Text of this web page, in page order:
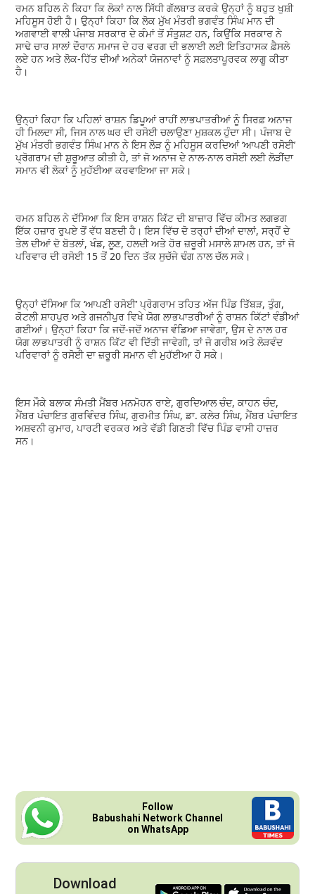
ਰਮਨ ਬਹਿਲ ਨੇ ਕਿਹਾ ਕਿ ਲੋਕਾਂ ਨਾਲ ਸਿੱਧੀ ਗੱਲਬਾਤ ਕਰਕੇ ਉਨ੍ਹਾਂ ਨੂੰ ਬਹੁਤ ਖੁਸ਼ੀ
ਮਹਿਸੂਸ ਹੋਈ ਹੈ। ਉਨ੍ਹਾਂ ਕਿਹਾ ਕਿ ਲੋਕ ਮੁੱਖ ਮੰਤਰੀ ਭਗਵੰਤ ਸਿੰਘ ਮਾਨ ਦੀ
ਅਗਵਾਈ ਵਾਲੀ ਪੰਜਾਬ ਸਰਕਾਰ ਦੇ ਕੰਮਾਂ ਤੋਂ ਸੰਤੁਸ਼ਟ ਹਨ, ਕਿਉਂਕਿ ਸਰਕਾਰ ਨੇ
ਸਾਢੇ ਚਾਰ ਸਾਲਾਂ ਦੌਰਾਨ ਸਮਾਜ ਦੇ ਹਰ ਵਰਗ ਦੀ ਭਲਾਈ ਲਈ ਇਤਿਹਾਸਕ ਫ਼ੈਸਲੇ
ਲਏ ਹਨ ਅਤੇ ਲੋਕ-ਹਿੱਤ ਦੀਆਂ ਅਨੇਕਾਂ ਯੋਜਨਾਵਾਂ ਨੂੰ ਸਫ਼ਲਤਾਪੂਰਵਕ ਲਾਗੂ ਕੀਤਾ
ਹੈ।
ਉਨ੍ਹਾਂ ਕਿਹਾ ਕਿ ਪਹਿਲਾਂ ਰਾਸ਼ਨ ਡਿਪੂਆਂ ਰਾਹੀਂ ਲਾਭਪਾਤਰੀਆਂ ਨੂੰ ਸਿਰਫ਼ ਅਨਾਜ
ਹੀ ਮਿਲਦਾ ਸੀ, ਜਿਸ ਨਾਲ ਘਰ ਦੀ ਰਸੋਈ ਚਲਾਉਣਾ ਮੁਸ਼ਕਲ ਹੁੰਦਾ ਸੀ। ਪੰਜਾਬ ਦੇ
ਮੁੱਖ ਮੰਤਰੀ ਭਗਵੰਤ ਸਿੰਘ ਮਾਨ ਨੇ ਇਸ ਲੋੜ ਨੂੰ ਮਹਿਸੂਸ ਕਰਦਿਆਂ ‘ਆਪਣੀ ਰਸੋਈ’
ਪ੍ਰੋਗਰਾਮ ਦੀ ਸ਼ੁਰੂਆਤ ਕੀਤੀ ਹੈ, ਤਾਂ ਜੋ ਅਨਾਜ ਦੇ ਨਾਲ-ਨਾਲ ਰਸੋਈ ਲਈ ਲੋੜੀਂਦਾ
ਸਮਾਨ ਵੀ ਲੋਕਾਂ ਨੂੰ ਮੁਹੱਈਆ ਕਰਵਾਇਆ ਜਾ ਸਕੇ।
ਰਮਨ ਬਹਿਲ ਨੇ ਦੱਸਿਆ ਕਿ ਇਸ ਰਾਸ਼ਨ ਕਿੱਟ ਦੀ ਬਾਜ਼ਾਰ ਵਿੱਚ ਕੀਮਤ ਲਗਭਗ
ਇੱਕ ਹਜ਼ਾਰ ਰੁਪਏ ਤੋਂ ਵੱਧ ਬਣਦੀ ਹੈ। ਇਸ ਵਿੱਚ ਦੋ ਤਰ੍ਹਾਂ ਦੀਆਂ ਦਾਲਾਂ, ਸਰ੍ਹੋਂ ਦੇ
ਤੇਲ ਦੀਆਂ ਦੋ ਬੋਤਲਾਂ, ਖੰਡ, ਲੂਣ, ਹਲਦੀ ਅਤੇ ਹੋਰ ਜ਼ਰੂਰੀ ਮਸਾਲੇ ਸ਼ਾਮਲ ਹਨ, ਤਾਂ ਜੋ
ਪਰਿਵਾਰ ਦੀ ਰਸੋਈ 15 ਤੋਂ 20 ਦਿਨ ਤੱਕ ਸੁਚੱਜੇ ਢੰਗ ਨਾਲ ਚੱਲ ਸਕੇ।
ਉਨ੍ਹਾਂ ਦੱਸਿਆ ਕਿ ‘ਆਪਣੀ ਰਸੋਈ’ ਪ੍ਰੋਗਰਾਮ ਤਹਿਤ ਅੱਜ ਪਿੰਡ ਤਿੱਬੜ, ਤੁੰਗ,
ਕੋਟਲੀ ਸ਼ਾਹਪੁਰ ਅਤੇ ਗਜਨੀਪੁਰ ਵਿਖੇ ਯੋਗ ਲਾਭਪਾਤਰੀਆਂ ਨੂੰ ਰਾਸ਼ਨ ਕਿੱਟਾਂ ਵੰਡੀਆਂ
ਗਈਆਂ। ਉਨ੍ਹਾਂ ਕਿਹਾ ਕਿ ਜਦੋਂ-ਜਦੋਂ ਅਨਾਜ ਵੰਡਿਆ ਜਾਵੇਗਾ, ਉਸ ਦੇ ਨਾਲ ਹਰ
ਯੋਗ ਲਾਭਪਾਤਰੀ ਨੂੰ ਰਾਸ਼ਨ ਕਿੱਟ ਵੀ ਦਿੱਤੀ ਜਾਵੇਗੀ, ਤਾਂ ਜੋ ਗਰੀਬ ਅਤੇ ਲੋੜਵੰਦ
ਪਰਿਵਾਰਾਂ ਨੂੰ ਰਸੋਈ ਦਾ ਜ਼ਰੂਰੀ ਸਮਾਨ ਵੀ ਮੁਹੱਈਆ ਹੋ ਸਕੇ।
ਇਸ ਮੌਕੇ ਬਲਾਕ ਸੰਮਤੀ ਮੈਂਬਰ ਮਨਮੋਹਨ ਰਾਏ, ਗੁਰਦਿਆਲ ਚੰਦ, ਕਾਹਨ ਚੰਦ,
ਮੈਂਬਰ ਪੰਚਾਇਤ ਗੁਰਵਿੰਦਰ ਸਿੰਘ, ਗੁਰਮੀਤ ਸਿੰਘ, ਡਾ. ਕਲੇਰ ਸਿੰਘ, ਮੈਂਬਰ ਪੰਚਾਇਤ
ਅਸ਼ਵਨੀ ਕੁਮਾਰ, ਪਾਰਟੀ ਵਰਕਰ ਅਤੇ ਵੱਡੀ ਗਿਣਤੀ ਵਿੱਚ ਪਿੰਡ ਵਾਸੀ ਹਾਜ਼ਰ
ਸਨ।
Follow
Babushahi Network Channel
on WhatsApp
Download